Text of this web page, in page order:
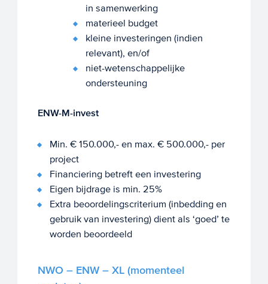
in samenwerking
materieel budget
kleine investeringen (indien
relevant), en/of
niet-wetenschappelijke
ondersteuning
ENW-M-invest
Min. € 150.000,- en max. € 500.000,- per
project
Financiering betreft een investering
Eigen bijdrage is min. 25%
Extra beoordelingscriterium (inbedding en
gebruik van investering) dient als ‘goed’ te
worden beoordeeld
NWO – ENW – XL (momenteel